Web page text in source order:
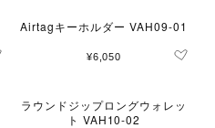
Airtagキーホルダー VAH09-01
¥6,050
ラウンドジップロングウォレッ
ト VAH10-02